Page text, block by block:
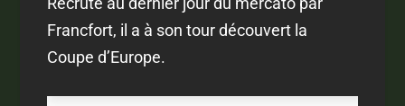
Francfort, il a à son tour découvert la
Coupe d’Europe.